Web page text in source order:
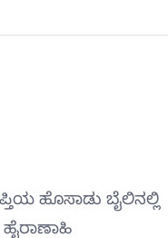
ಹೊಸಾಡು ಬೈಲಿನಲ್ಲಿ